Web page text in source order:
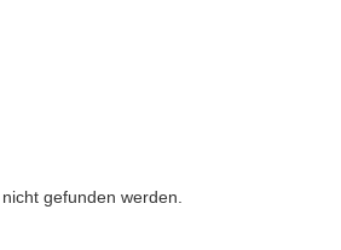
gefunden werden.